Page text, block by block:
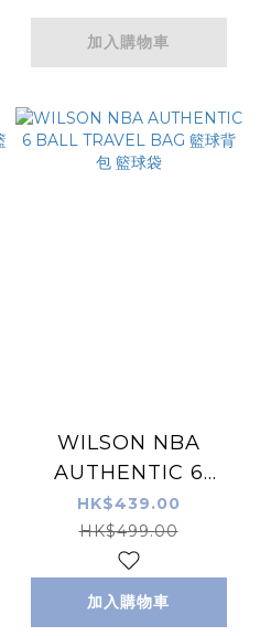
加入購物車
WILSON NBA
AUTHENTIC 6
BALL TRAVEL BAG
籃球背包 籃球袋
HK$439.00
HK$499.00
加入購物車